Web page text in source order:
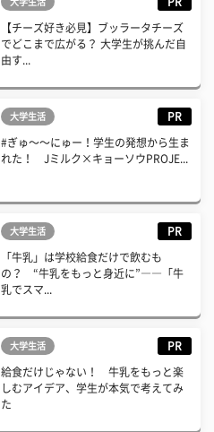
【チーズ好き必見】ブッラータチーズ
でどこまで広がる？ 大学生が挑んだ自
由す...
大学生活 PR
#ぎゅ〜〜にゅー！学生の発想から生ま
れた！ Jミルク×キョーソウPROJE...
大学生活 PR
「牛乳」は学校給食だけで飲むも
の？ “牛乳をもっと身近に”――「牛
乳でスマ...
大学生活 PR
給食だけじゃない！ 牛乳をもっと楽
しむアイデア、学生が本気で考えてみ
た